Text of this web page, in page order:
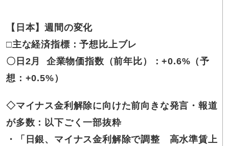
【日本】週間の変化
□主な経済指標：予想比上ブレ
〇日2月 企業物価指数（前年比）：+0.6%（予
想：+0.5%）
◇マイナス金利解除に向けた前向きな発言・報道
が多数：以下ごく一部抜粋
・「日銀、マイナス金利解除で調整 高水準賃上